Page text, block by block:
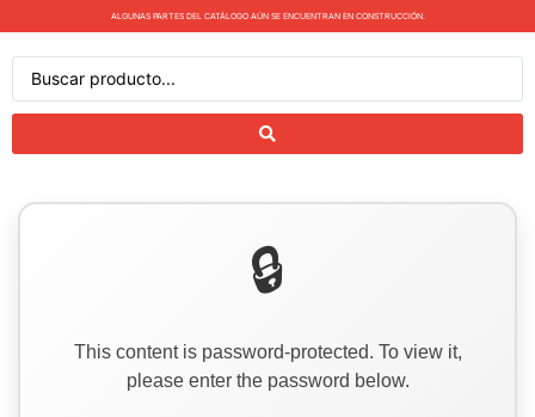
ALGUNAS PARTES DEL CATÁLOGO AÚN SE ENCUENTRAN EN CONSTRUCCIÓN.
This content is password-protected. To view it,
please enter the password below.